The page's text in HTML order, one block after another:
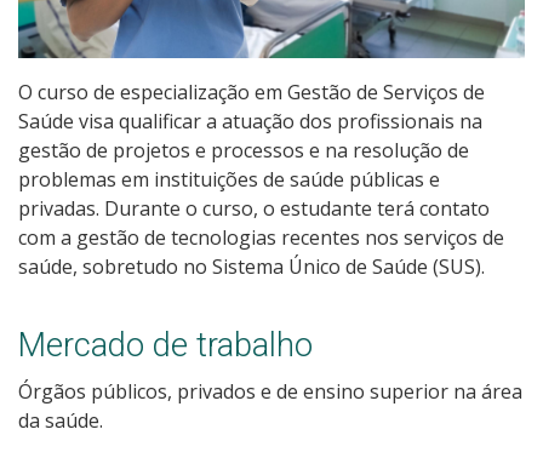
Processo de Inscrição
Resultados
Resultados Vagas Remanescentes
Calendário de inscrições
Processos Seletivos
O curso de especialização em Gestão de Serviços de
Saúde visa qualificar a atuação dos profissionais na
gestão de projetos e processos e na resolução de
problemas em instituições de saúde públicas e
privadas. Durante o curso, o estudante terá contato
com a gestão de tecnologias recentes nos serviços de
saúde, sobretudo no Sistema Único de Saúde (SUS).
Mercado de trabalho
Órgãos públicos, privados e de ensino superior na área
da saúde.